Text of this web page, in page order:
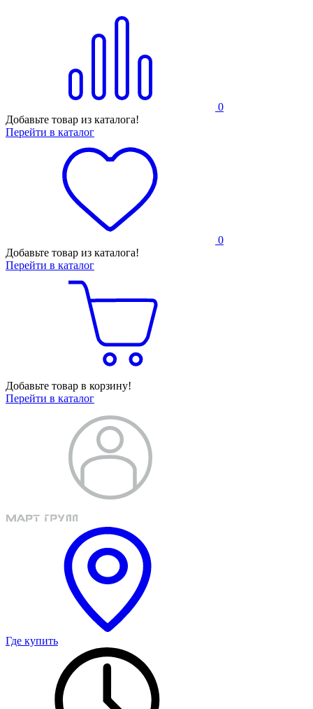
0
Добавьте товар из каталога!
Перейти в каталог
0
Добавьте товар из каталога!
Перейти в каталог
Добавьте товар в корзину!
Перейти в каталог
Где купить